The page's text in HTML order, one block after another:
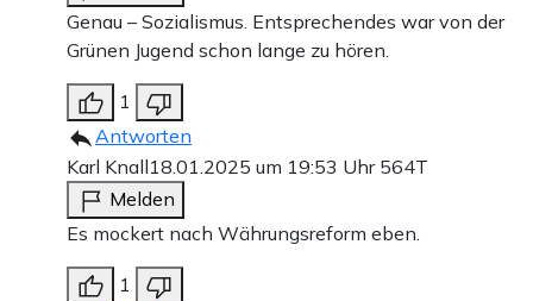
Genau – Sozialismus. Entsprechendes war von der
Grünen Jugend schon lange zu hören.
1
Antworten
Karl Knall18.01.2025 um 19:53 Uhr 564T
Melden
Es mockert nach Währungsreform eben.
1